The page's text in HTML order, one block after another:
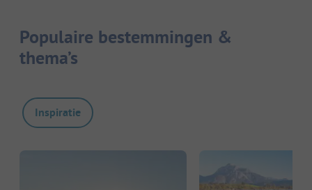
Populaire bestemmingen &
thema’s
Inspiratie